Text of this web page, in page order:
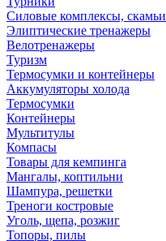
Силовые комплексы, скамьи
Элиптические тренажеры
Велотренажеры
Туризм
Термосумки и контейнеры
Аккумуляторы холода
Термосумки
Контейнеры
Мультитулы
Компасы
Товары для кемпинга
Мангалы, коптильни
Шампура, решетки
Треноги костровые
Уголь, щепа, розжиг
Топоры, пилы